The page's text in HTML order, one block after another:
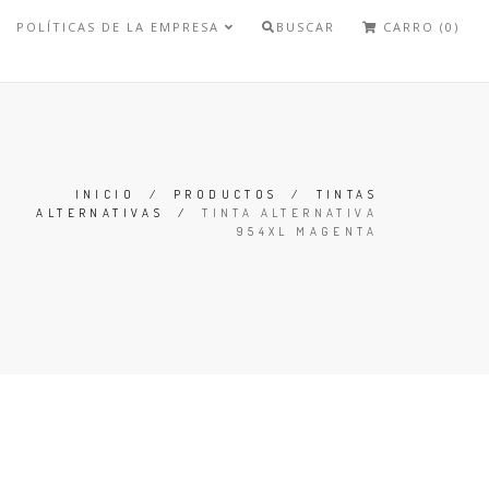
POLÍTICAS DE LA EMPRESA BUSCAR CARRO (0)
INICIO / PRODUCTOS / TINTAS
ALTERNATIVAS
/TINTA ALTERNATIVA
954XL MAGENTA